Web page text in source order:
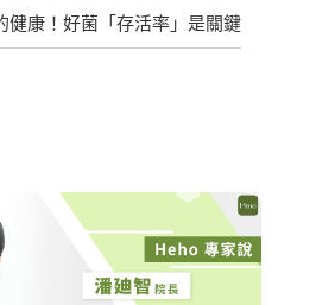
健康！好菌「存活率」是關鍵